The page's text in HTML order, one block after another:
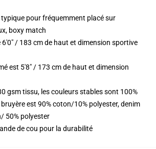
pour fréquemment placé sur
boxy match
/ 183 cm de haut et dimension sportive
est 5'8" / 173 cm de haut et dimension
gsm tissu, les couleurs stables sont 100%
est 90% coton/10% polyester, denim
50% polyester
de cou pour la durabilité